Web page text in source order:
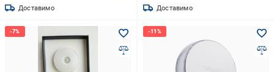
Доставимо Доставимо